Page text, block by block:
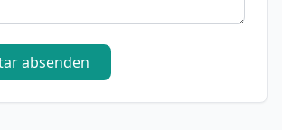
absenden